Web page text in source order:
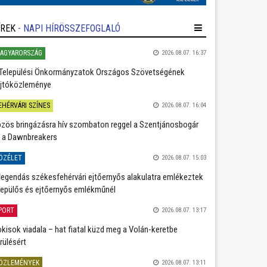
- NAPI HÍRÖSSZEFOGLALÓ
2026.08.07. 16:37
Önkormányzatok Országos Szövetségének
SZÍNES 2026.08.07. 16:04
bringázásra hív szombaton reggel a Szentjánosbogár
Dawnbreakers
2026.08.07. 15:03
székesfehérvári ejtőernyős alakulatra emlékeztek
és ejtőernyős emlékműnél
2026.08.07. 13:17
viadala – hat fiatal küzd meg a Volán-keretbe
2026.08.07. 13:11